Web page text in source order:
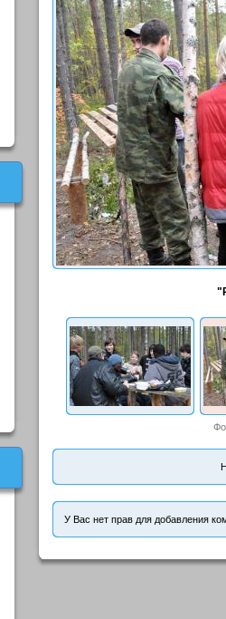
У Вас нет прав для добавления